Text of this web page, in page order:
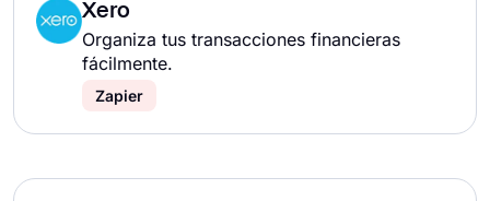
Xero
Organiza tus transacciones financieras
fácilmente.
Zapier